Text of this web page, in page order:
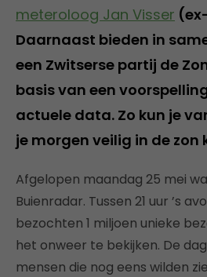
meteroloog Jan Visser
Daarnaast bieden in
een Zwitserse partij de
basis van een
actuele data. Zo kun je
je morgen veilig in de zon
Afgelopen maandag 25 mei
Buienradar. Tussen 21 uur ’s
bezochten 1 miljoen unieke
het onweer te bekijken. De
mensen die nog eens wilden